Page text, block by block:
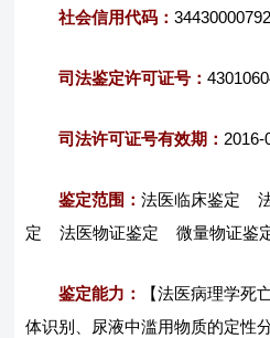
社会信用代码：
司法鉴定许可证号：
司法许可证号有效期： 2016-
鉴定范围：法医临床鉴定
定 法医物证鉴定 微量物证鉴
鉴定能力：
【法医病理学死
体识别、尿液中滥用物质的定性